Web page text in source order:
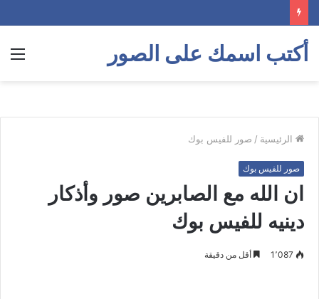
أكتب اسمك على الصور
الرئيسية / صور للفيس بوك
صور للفيس بوك
ان الله مع الصابرين صور وأذكار
دينيه للفيس بوك
1٬087 أقل من دقيقة